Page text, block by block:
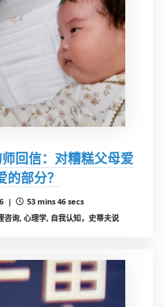
回信：对糟糕父母爱
部分？
|
53 mins 46 secs
询, 心理学, 自我认知，史蒂夫说